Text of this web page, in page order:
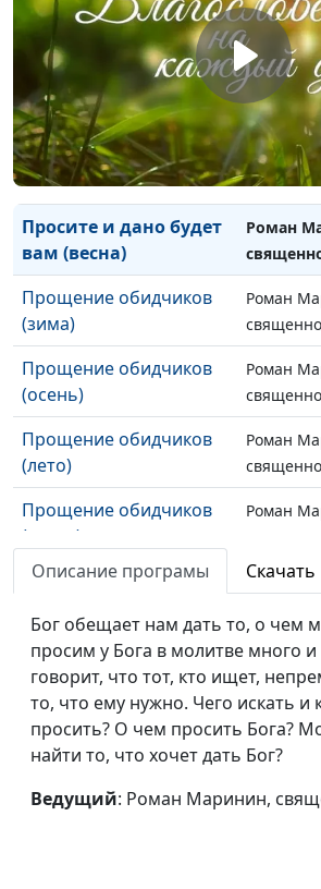
Просите и дано будет
вам (зима)
Роман
Просите и дано будет
вам (осень)
Роман
Просите и дано будет
вам (лето)
Роман
Просите и дано будет
вам (весна)
Роман
Прощение обидчиков
(зима)
Роман
Прощение обидчиков
(осень)
Роман
Прощение обидчиков
(лето)
Роман
Прощение обидчиков
(весна)
Роман
Не заботьтесь ни о чем
Роман
Не заботьтесь ни о чем
(осень)
Роман
Не заботьтесь ни о чем
(лето)
Роман
Не заботьтесь ни о чем
Роман
Описание програмы Скачать
Бог обещает нам дать то, о чем
просим у Бога в молитве много и
говорит, что тот, кто ищет,
то, что ему нужно. Чего искать и
просить? О чем просить Бога?
найти то, что хочет дать Бог?
Ведущий: Роман Маринин,